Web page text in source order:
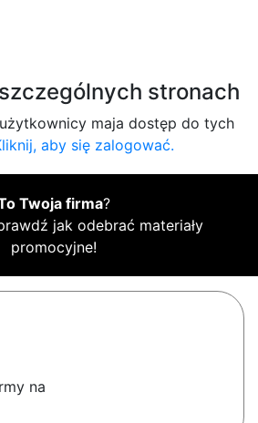
stronach
maja dostęp do tych
aby się zalogować.
Twoja firma?
jak odebrać materiały
promocyjne!
na